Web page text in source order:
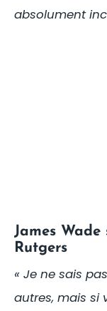
absolument
James
Rutgers
« Je ne sais
autres, mais si